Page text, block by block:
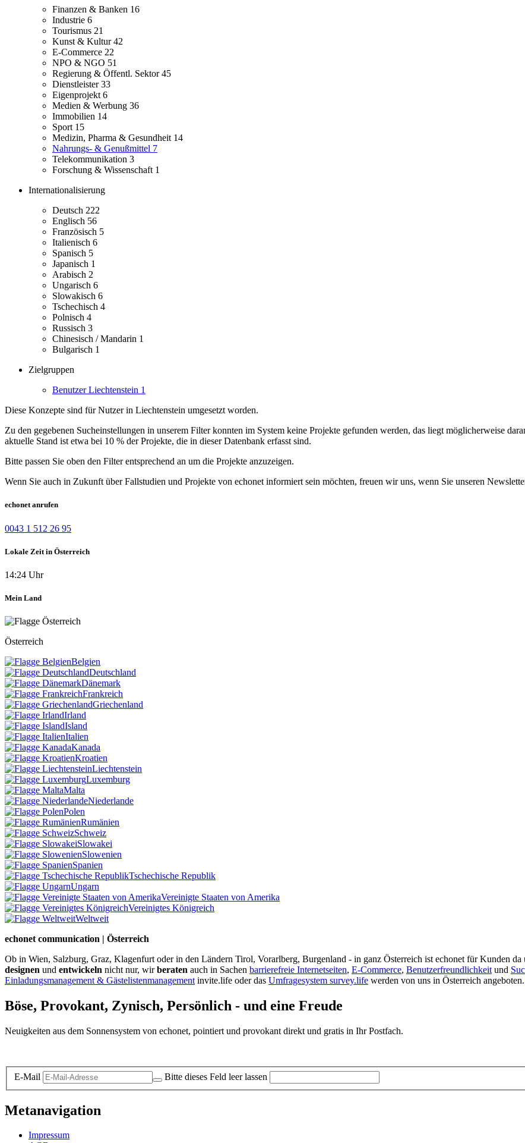
Finanzen & Banken 16
Industrie 6
Tourismus 21
Kunst & Kultur42
E-Commerce 22
NPO & NGO 51
Regierung & Öffentl. Sektor45
Dienstleister33
Eigenprojekt 6
Medien & Werbung 36
Immobilien 14
Sport 15
Medizin, Pharma & Gesundheit 14
Nahrungs- & Genußmittel 7
Telekommunikation 3
Forschung & Wissenschaft 1
Internationalisierung
Deutsch 222
Englisch 56
Französisch 5
Italienisch 6
Spanisch 5
Japanisch 1
Arabisch 2
Ungarisch 6
Slowakisch 6
Tschechisch 4
Polnisch 4
Russisch 3
Chinesisch / Mandarin 1
Bulgarisch 1
Zielgruppen
Benutzer Liechtenstein 1
Diese Konzepte sind für Nutzer in Liechtenstein umgesetzt worden.
Zu den gegebenen Sucheinstellungen in unserem Filter konnten im System keine Projekte gefunden werden, das liegt möglicherweise
aktuelle Stand ist etwa bei 10 % der Projekte, die in dieser Datenbank erfasst sind.
Bitte passen Sie oben den Filter entsprechend an um die Projekte anzuzeigen.
Wenn Sie auch in Zukunft über Fallstudien und Projekte von echonet informiert sein möchten, freuen wir uns, wenn Sie unseren
echonet anrufen
0043 1 512 26 95
Lokale Zeit in Österreich
14:24 Uhr
Mein Land
Österreich
Belgien
Deutschland
Dänemark
Frankreich
Griechenland
Irland
Island
Italien
Kanada
Kroatien
Liechtenstein
Luxemburg
Malta
Niederlande
Polen
Rumänien
Schweiz
Slowakei
Slowenien
Spanien
Tschechische Republik
Ungarn
Vereinigte Staaten von Amerika
Vereinigtes Königreich
Weltweit
echonet communication | Österreich
Ob in Wien, Salzburg, Graz, Klagenfurt oder in den Ländern Tirol, Vorarlberg, Burgenland - in ganz Österreich ist echonet für Kunden
designen und entwickeln nicht nur, wirberaten auch in Sachen barrierefreie Internetseiten, E-Commerce, Benutzerfreundlichkeit und
Einladungsmanagement & Gästelistenmanagement invite.life oder das Umfragesystem survey.life werden von uns in Österreich angeboten.
Böse, Provokant, Zynisch, Persönlich - und eine Freude
Neuigkeiten aus dem Sonnensystem von echonet, pointiert und provokant direkt und gratis in Ihr Postfach.
E-Mail Bitte dieses Feld leer lassen
Metanavigation
Impressum